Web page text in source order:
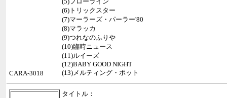
(6)トリックスター
(7)マーラーズ・パーラー'80
(8)マラッカ
(9)つれなのふりや
(10)臨時ニュース
(11)ルイーズ
(12)BABY GOOD NIGHT
(13)メルティング・ポット
CARA-3018
タイトル：